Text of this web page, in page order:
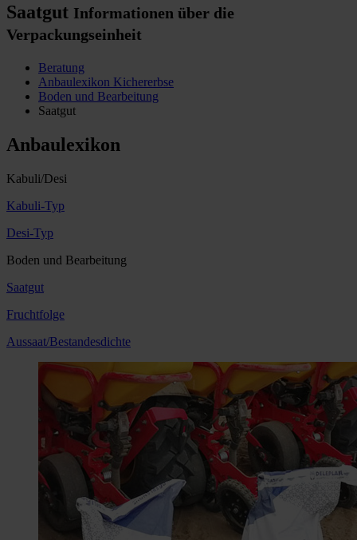
Saatgut Informationen über die
Verpackungseinheit
Beratung
Anbaulexikon Kichererbse
Boden und Bearbeitung
Saatgut
Anbaulexikon
Kabuli/Desi
Kabuli-Typ
Desi-Typ
Boden und Bearbeitung
Saatgut
Fruchtfolge
Aussaat/Bestandesdichte